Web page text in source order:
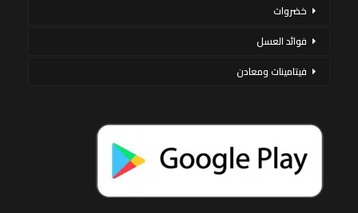
خضروات
فوائد العسل
فيتامينات ومعادن